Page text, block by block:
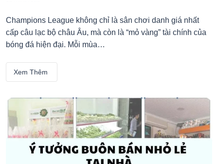
Champions League không chỉ là sân chơi danh giá nhất
cấp câu lạc bộ châu Âu, mà còn là “mỏ vàng” tài chính của
bóng đá hiện đại. Mỗi mùa…
Xem Thêm